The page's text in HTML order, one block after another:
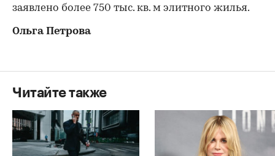
заявлено более 750 тыс. кв. м элитного жилья.
Ольга Петрова
Читайте также